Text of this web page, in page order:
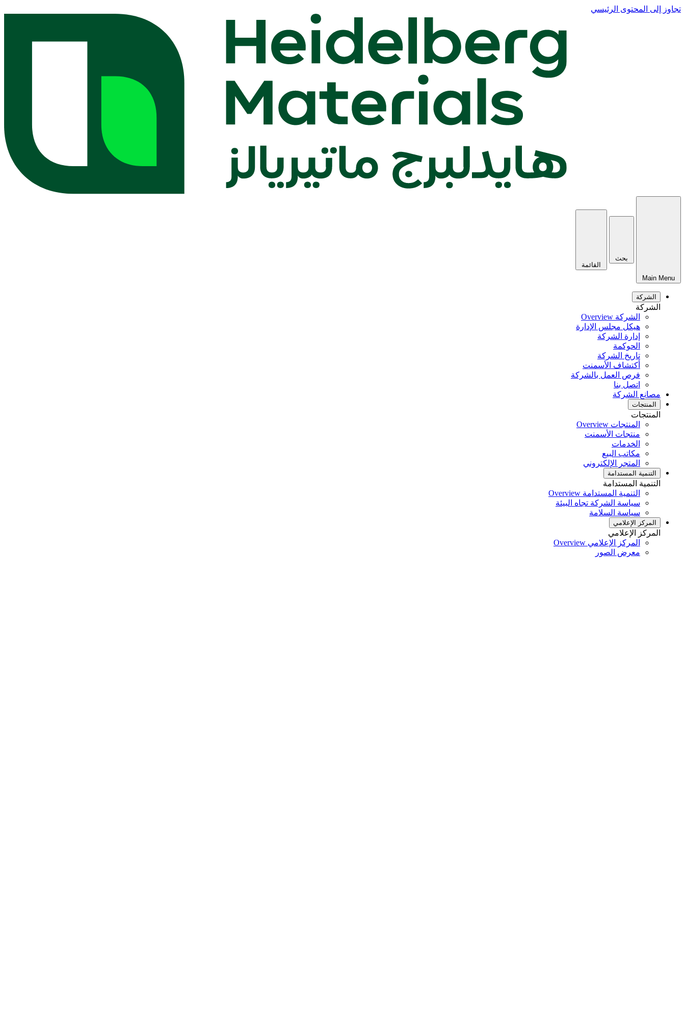
تجاوز إلى المحتوى الرئيسي
Main Menu
بحث
القائمة
الشركة
الشركة
الشركة Overview
هيكل مجلس الإدارة
إدارة الشركة
الحوكمة
تاريخ الشركة
أكتشاف الأسمنت
فرص العمل بالشركة
اتصل بنا
مصانع الشركة
المنتجات
المنتجات
المنتجات Overview
منتجات الأسمنت
الخدمات
مكاتب البيع
المتجر الإلكتروني
التنمية المستدامة
التنمية المستدامة
التنمية المستدامة Overview
سياسة الشركة تجاه البيئة
سياسة السلامة
المركز الإعلامي
المركز الإعلامي
المركز الإعلامي Overview
معرض الصور